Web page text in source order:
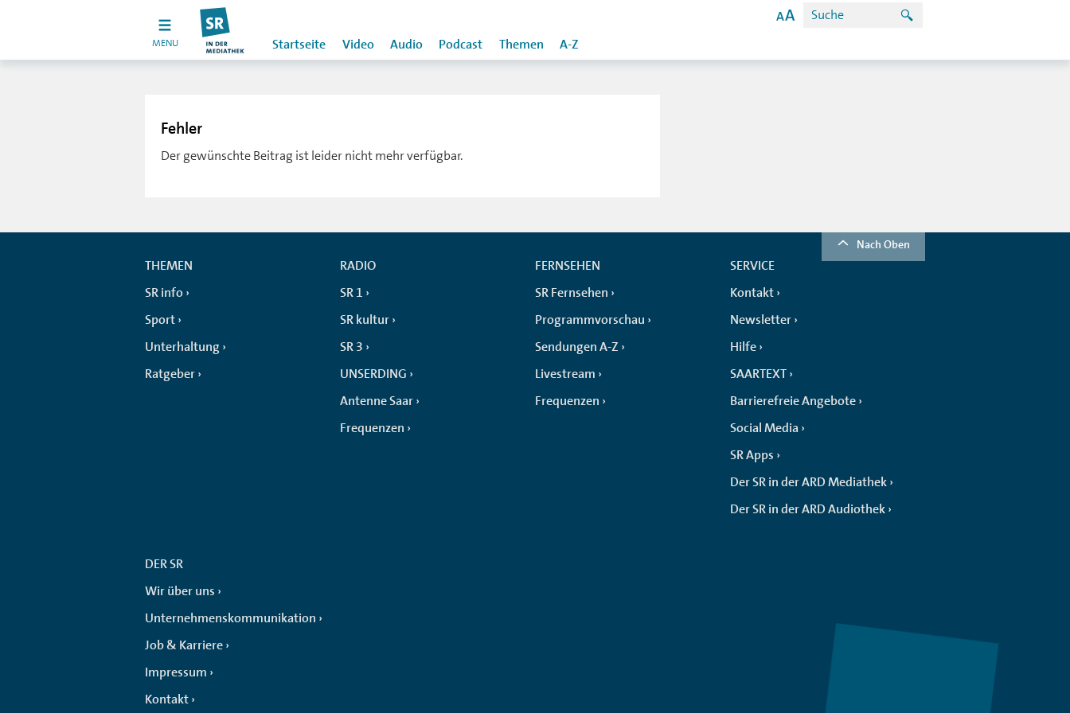
MENU Startseite Video Audio Podcast Themen A-Z
Fehler
Der gewünschte Beitrag ist leider nicht mehr verfügbar.
Nach Oben
THEMEN
SR info
Sport
Unterhaltung
Ratgeber
RADIO
SR 1
SR kultur
SR 3
UNSERDING
Antenne Saar
Frequenzen
FERNSEHEN
SR Fernsehen
Programmvorschau
Sendungen A-Z
Livestream
Frequenzen
SERVICE
Kontakt
Newsletter
Hilfe
SAARTEXT
Barrierefreie Angebote
Social Media
SR Apps
Der SR in der ARD Mediathek
Der SR in der ARD Audiothek
DER SR
Wir über uns
Unternehmenskommunikation
Job & Karriere
Impressum
Kontakt